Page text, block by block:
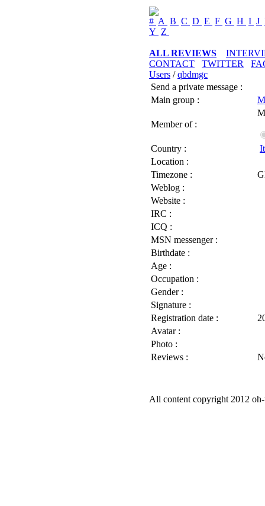
# A B C D E F G H I J
Y Z
ALL REVIEWS
CONTACT
TWITTER
Users /qbdmgc
Send a private message :
Main group :
Member of :
Country :
Location :
Timezone :
Weblog :
Website :
IRC :
ICQ :
MSN messenger :
Birthdate :
Age :
Occupation :
Gender :
Signature :
Registration date :
Avatar :
Photo :
Reviews :
All content copyright 2012